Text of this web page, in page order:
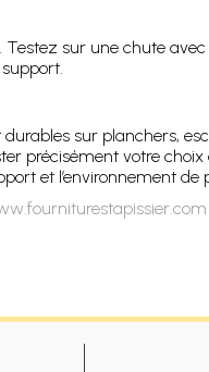
sur une chute
sur planchers,
précisément votre
et l’environnement de